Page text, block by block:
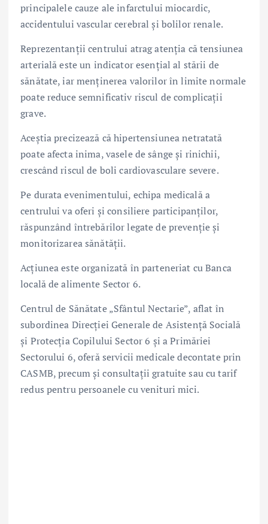
principalele cauze ale infarctului miocardic,
accidentului vascular cerebral și bolilor renale.
Reprezentanții centrului atrag atenția că tensiunea
arterială este un indicator esențial al stării de
sănătate, iar menținerea valorilor în limite normale
poate reduce semnificativ riscul de complicații
grave.
Aceștia precizează că hipertensiunea netratată
poate afecta inima, vasele de sânge și rinichii,
crescând riscul de boli cardiovasculare severe.
Pe durata evenimentului, echipa medicală a
centrului va oferi și consiliere participanților,
răspunzând întrebărilor legate de prevenție și
monitorizarea sănătății.
Acțiunea este organizată în parteneriat cu Banca
locală de alimente Sector 6.
Centrul de Sănătate „Sfântul Nectarie”, aflat în
subordinea Direcției Generale de Asistență Socială
și Protecția Copilului Sector 6 și a Primăriei
Sectorului 6, oferă servicii medicale decontate prin
CASMB, precum și consultații gratuite sau cu tarif
redus pentru persoanele cu venituri mici.